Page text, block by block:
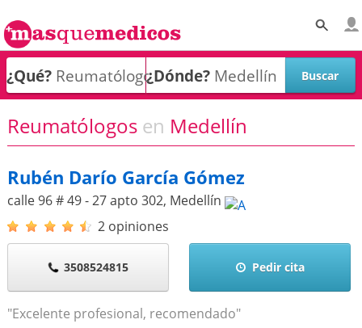
¿Qué? ¿Dónde?
Reumatólogos en Medellín
Rubén Darío García Gómez
calle 96 # 49 - 27 apto 302, Medellín
2 opiniones
3508524815 Pedir cita
"Excelente profesional, recomendado"